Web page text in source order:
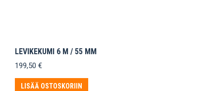
LEVIKEKUMI 6 M / 55 MM
199,50 €
LISÄÄ OSTOSKORIIN